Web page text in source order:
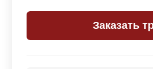
Заказать